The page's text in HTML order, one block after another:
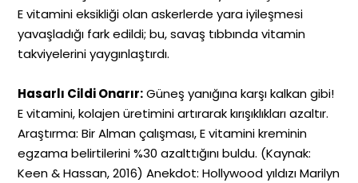
E vitamini eksikliği olan askerlerde yara iyileşmesi
yavaşladığı fark edildi; bu, savaş tıbbında vitamin
takviyelerini yaygınlaştırdı.
Hasarlı Cildi Onarır:Güneş yanığına karşı kalkan gibi!
E vitamini, kolajen üretimini artırarak kırışıklıkları azaltır.
Araştırma: Bir Alman çalışması, E vitamini kreminin
egzama belirtilerini %30 azalttığını buldu. (Kaynak:
Keen & Hassan, 2016) Anekdot: Hollywood yıldızı Marilyn